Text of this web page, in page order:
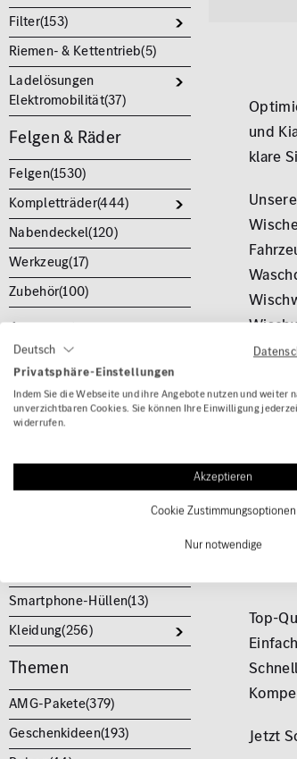
Filter(153)
Riemen- & Kettentrieb(5)
Ladelösungen
Elektromobilität(37)
Felgen & Räder
Felgen(1530)
Kompletträder(444)
Nabendeckel(120)
Werkzeug(17)
Zubehör(100)
Accessoires
Düfte(75
)
Geschenke & Zubehör(137)
Kinder(54
Smartphone-Hüllen(13)
Kleidung(256)
Themen
AMG-Pakete(379)
Geschenkideen(193)
und
klare
Top-
Jetzt
Deutsch
Privatsphäre-Einstellungen
Indem Sie die Webseite und ihre Angebote nutzen und weiter
unverzichtbaren Cookies. Sie können Ihre Einwilligung
widerrufen.
Akzeptieren
Cookie Zustimmungsoptionen
Nur notwendige